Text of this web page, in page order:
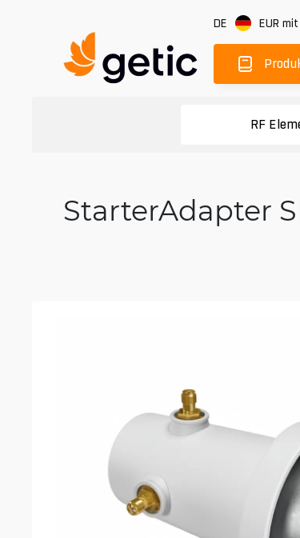
DE EUR mit
RF
StarterAdapter